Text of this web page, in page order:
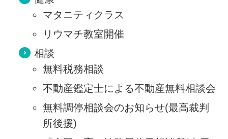
マタニティクラス
リウマチ教室開催
相談
無料税務相談
不動産鑑定士による不動産無料相談会
無料調停相談会のお知らせ(最高裁判
所後援)